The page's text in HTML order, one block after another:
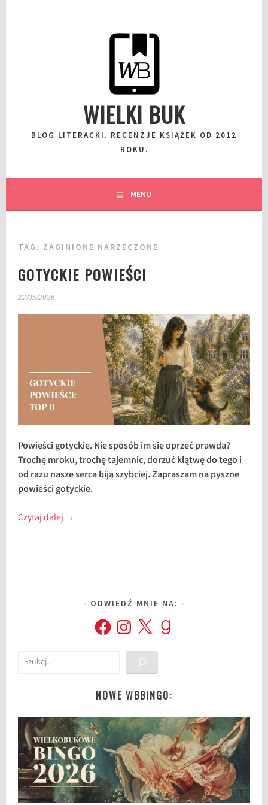
WIELKI BUK
BLOG LITERACKI. RECENZJE KSIĄŻEK OD 2012
ROKU.
MENU
TAG: ZAGINIONE NARZECZONE
GOTYCKIE POWIEŚCI
22/05/2026
Powieści gotyckie. Nie sposób im się oprzeć prawda?
Trochę mroku, trochę tajemnic, dorzuć klątwę do tego i
od razu nasze serca biją szybciej. Zapraszam na pyszne
powieści gotyckie.
Czytaj dalej →
ODWIEDŹ MNIE NA:
FacebookInstagram
X Goodreads
Szukaj
NOWE WBBINGO: